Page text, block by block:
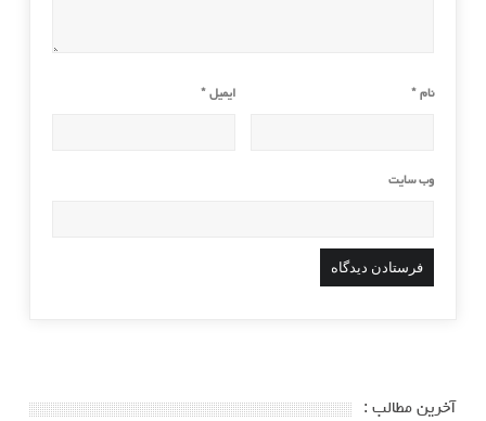
نام * ایمیل*
وب‌ سایت
آخرین مطالب :